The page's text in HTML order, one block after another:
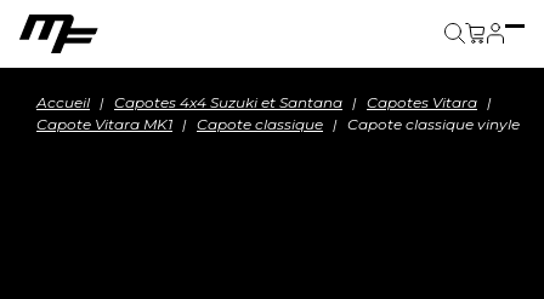
Accueil Capotes 4x4 Suzuki et Santana
Capotes Vitara
Capote Vitara MK1
Capote classique Capote classique vinyle